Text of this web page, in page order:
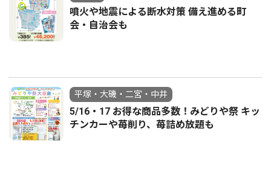
噴火や地震による断水対策 備え進める町
会・自治会も
平塚・大磯・二宮・中井
5/16・17 お得な商品多数！みどりや祭 キッ
チンカーや苺削り、苺詰め放題も